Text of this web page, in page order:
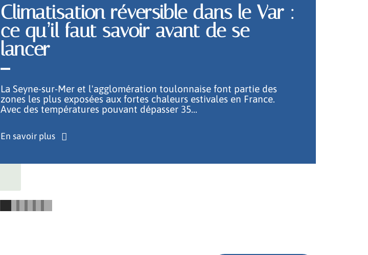
Climatisation réversible dans le Var :
ce qu’il faut savoir avant de se
lancer
La Seyne-sur-Mer et l'agglomération toulonnaise font partie des
zones les plus exposées aux fortes chaleurs estivales en France.
Avec des températures pouvant dépasser 35…
En savoir plus